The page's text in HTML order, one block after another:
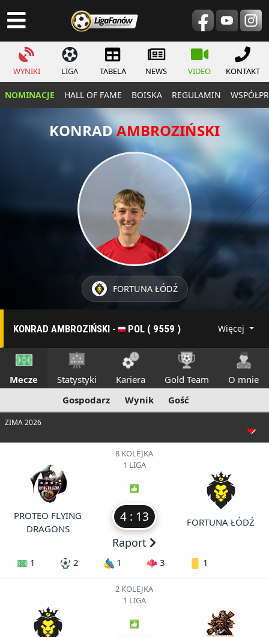
WYNIKI LIGA TABELA NEWS VIDEO KONTAKT
NOMINACJE HALL OF FAME BOISKA REGULAMIN
KONRADAMBROZIŃSKI
FORTUNA ŁÓDŹ
KONRAD AMBROZIŃSKI - POL ( 9559 ) Więcej
Mecze Statystyki Kariera Gold Team
O mnie
Gospodarz
Wynik Gość
ZIMA 2026
PROTEO FLYING
DRAGONS
8 KOLEJKA
1 LIGA
4 : 13
Raport
FORTUNA ŁÓDŹ
1 2 1 3 1
2 KOLEJKA
1 LIGA